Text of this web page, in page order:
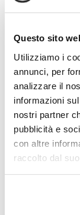
Questo sito
Utilizziamo i
annunci, per
analizzare il
informazioni
nostri partner
pubblicità e
con altre
raccolto dal
L'indirizzo
obbligatori
Nome*
E-mail*